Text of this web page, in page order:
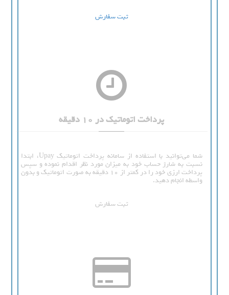
ثبت سفارش
پرداخت اتوماتیک در 10 دقیقه
شما می‌توانید با استفاده از سامانه پرداخت اتوماتیک Upay، ابتدا
نسبت به شارژ حساب خود به میزان مورد نظر اقدام نموده و سپس
پرداخت ارزی خود را در کمتر از 10 دقیقه به صورت اتوماتیک و بدون
واسطه انجام دهید.
ثبت سفارش